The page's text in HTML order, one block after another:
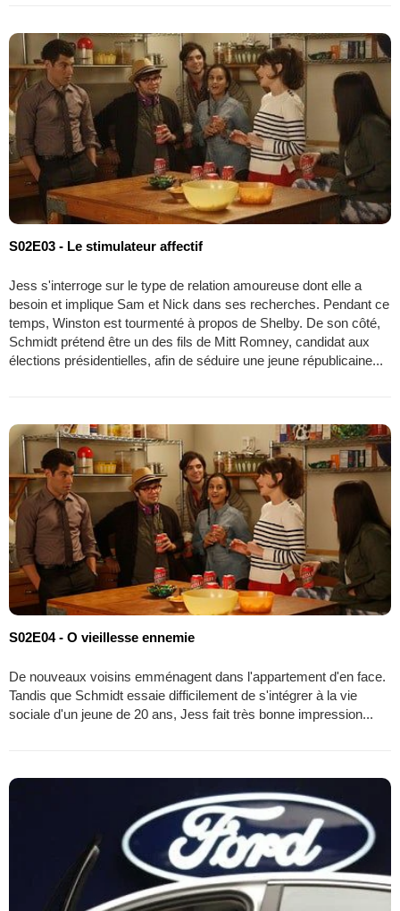
S02E03 - Le stimulateur affectif
Jess s'interroge sur le type de relation amoureuse dont elle a
besoin et implique Sam et Nick dans ses recherches. Pendant ce
temps, Winston est tourmenté à propos de Shelby. De son côté,
Schmidt prétend être un des fils de Mitt Romney, candidat aux
élections présidentielles, afin de séduire une jeune républicaine...
S02E04 - O vieillesse ennemie
De nouveaux voisins emménagent dans l'appartement d'en face.
Tandis que Schmidt essaie difficilement de s'intégrer à la vie
sociale d'un jeune de 20 ans, Jess fait très bonne impression...